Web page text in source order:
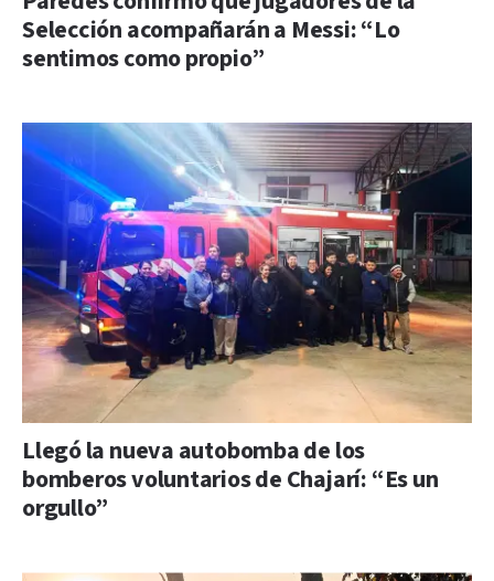
Selección acompañarán a Messi: “Lo
sentimos como propio”
Llegó la nueva autobomba de los
bomberos voluntarios de Chajarí: “Es un
orgullo”